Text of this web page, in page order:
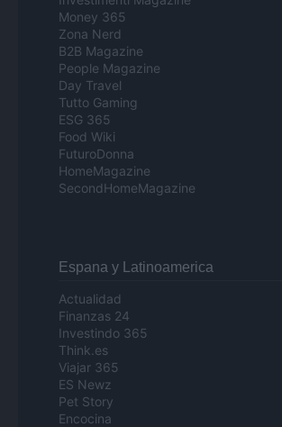
Money 365
Zona Nerd
B2B Magazine
People Magazine
Day Travel
Tutto Gaming
ESG 365
Food Wiki
FuturoDonna
HomeMagazine
SecondHomeMagazine
Espana y Latinoamerica
Actualidad
Finanzas 24
Investindo 365
Think.es
Viajar 365
ES Newz
Pet Story
Encocina